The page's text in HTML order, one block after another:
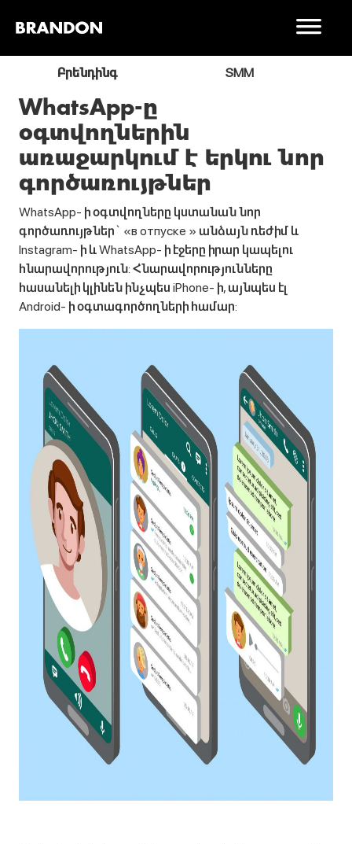
Բրենդինգ SMM
WhatsApp-ը
օգտվողներին
առաջարկում է երկու նոր
գործառույթներ
WhatsApp- ի օգտվողները կստանան նոր
գործառույթներ` «в отпуске » անձայն ռեժիմ և
Instagram- ի և WhatsApp- ի էջերը իրար կապելու
հնարավորություն: Հնարավորությունները
հասանելի կլինեն ինչպես iPhone- ի, այնպես էլ
Android- ի օգտագործողների համար: